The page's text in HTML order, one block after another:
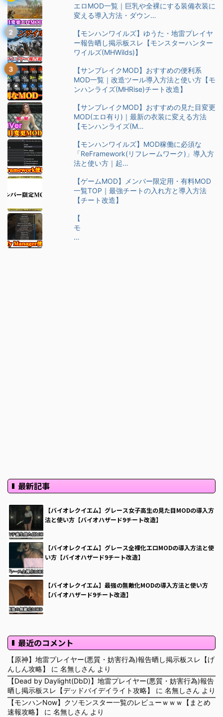
エロMOD一覧｜巨乳や全裸にする装備衣装に
変える導入方法・ダウン…
【モンハンワイルズ】ゆうた・地雷プレイヤ
ー報告晒し掲示板スレ【モンスターハンター
ワイルズ(MHWilds)】
【サンブレイクMOD】おすすめの便利系
MOD一覧｜改造ツール導入方法と使い方【モ
ンハンライズ(MHRise)チート改造】
【サンブレイクMOD】おすすめの見た目変更
MOD(エロ有り)｜最新の衣装に変える方法
【モンハンライズ(M…
【モンハンワイルズ】MOD稼働に必須な
「ReFramework(リフレームワーク)」導入方
法と使い方｜起…
【ゲームMOD】メンバー限定用・有料MOD
一覧TOP｜最強チートの入れ方と導入方法
【チート改造】
【
モ
ン
最新記事
【バイオレクイエム】グレース女子高生の見た目MODの導入方
法と使い方【バイオハザード9チート改造】
【バイオレクイエム】グレース全裸化エロMODの導入方法と使
い方【バイオハザード9チート改造】
【バイオレクイエム】最強の無敵化MODの導入方法と使い方
【バイオハザード9チート改造】
最近のコメント
【原神】地雷プレイヤー(悪質・妨害行為)報告晒し掲示板スレ【げ
んしん攻略】
に 名無しさん より
【Dead by Daylight(DbD)】地雷プレイヤー(悪質・妨害行為)報告
晒し掲示板スレ【デッドバイデイライト攻略】
に 名無しさん より
【モンハンNow】クソモンスター一覧のレビューｗｗｗ【まとめ
速報攻略】
に 名無しさん より